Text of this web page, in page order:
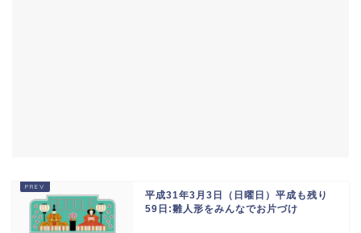
平成31年3月3日（日曜日）平成も残り
59日:雛人形をみんなでお片づけ